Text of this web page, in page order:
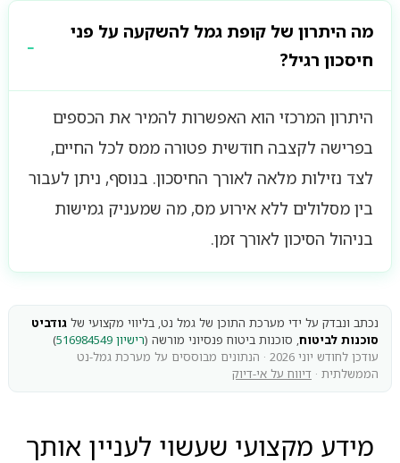
מה היתרון של קופת גמל להשקעה על פני
חיסכון רגיל?
היתרון המרכזי הוא האפשרות להמיר את הכספים
בפרישה לקצבה חודשית פטורה ממס לכל החיים,
לצד נזילות מלאה לאורך החיסכון. בנוסף, ניתן לעבור
בין מסלולים ללא אירוע מס, מה שמעניק גמישות
בניהול הסיכון לאורך זמן.
נכתב ונבדק על ידי מערכת התוכן של גמל נט, בליווי מקצועי של גודביט
סוכנות לביטוח, סוכנות ביטוח פנסיוני מורשה (רישיון 516984549
)
עודכן לחודש יוני 2026 · הנתונים מבוססים על מערכת גמל-נט
הממשלתית · דיווח על אי-דיוק
מידע מקצועי שעשוי לעניין אותך